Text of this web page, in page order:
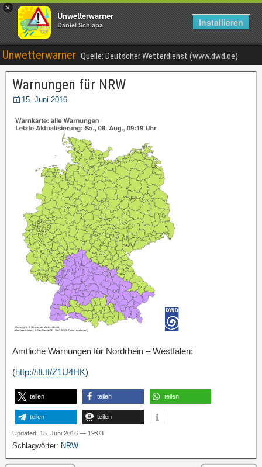
×
Unwetterwarner
Daniel Schlapa Installieren
Unwetterwarner Quelle: Deutscher Wetterdienst (www.dwd.de)
Warnungen für NRW
15. Juni 2016
Amtliche Warnungen für Nordrhein – Westfalen:
(http://ift.tt/Z1U4HK)
teilen teilen teilen
teilen teilen
Updated: 15. Juni 2016 — 19:03
Schlagwörter: NRW